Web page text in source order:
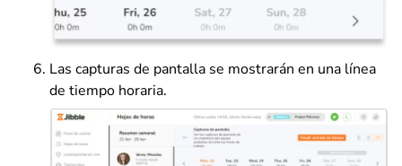
Las capturas de pantalla se mostrarán en una línea
de tiempo horaria.